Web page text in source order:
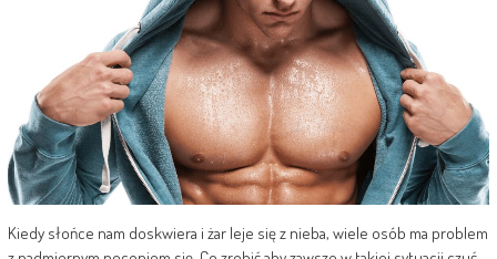
Kiedy słońce nam doskwiera i żar leje się z nieba, wiele osób ma problem